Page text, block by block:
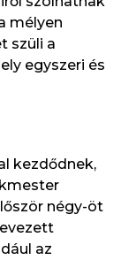
mélyen
szüli a
egyszeri és
kezdődnek,
négy-öt
az